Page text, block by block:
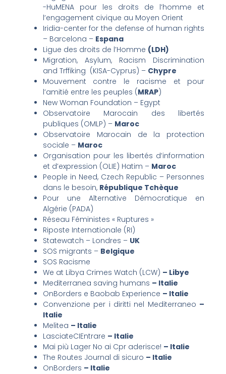
-HuMENA pour les droits de l’homme et
l’engagement civique au Moyen Orient
Iridia-center for the defense of human rights
– Barcelona – Espana
Ligue des droits de l’Homme (LDH)
Migration, Asylum, Racism Discrimination
and Trffiking (KISA-Cyprus) – Chypre
Mouvement contre le racisme et pour
l’amitié entre les peuples (MRAP)
New Woman Foundation – Egypt
Observatoire Marocain des libertés
publiques (OMLP) – Maroc
Observatoire Marocain de la protection
sociale – Maroc
Organisation pour les libertés d’information
et d’expression (OLIE) Hatim – Maroc
People in Need, Czech Republic – Personnes
dans le besoin, République Tchèque
Pour une Alternative Démocratique en
Algérie (PADA)
Réseau Féministes « Ruptures »
Riposte Internationale (RI)
Statewatch – Londres – UK
SOS migrants – Belgique
SOS Racisme
We at Libya Crimes Watch (LCW) – Libye
Mediterranea saving humans – Italie
OnBorders e Baobab Experience – Italie
Convenzione per i diritti nel Mediterraneo –
Italie
Melitea – Italie
LasciateCIEntrare – Italie
Mai più Lager No ai Cpr aderisce! – Italie
The Routes Journal di sicuro – Italie
OnBorders – Italie